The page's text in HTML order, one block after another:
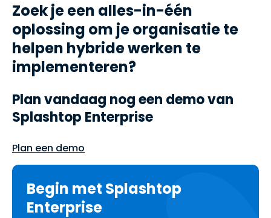
Zoek je een alles-in-één
oplossing om je organisatie te
helpen hybride werken te
implementeren?
Plan vandaag nog een demo van
Splashtop Enterprise
Plan een demo
Begin met Splashtop
Enterprise